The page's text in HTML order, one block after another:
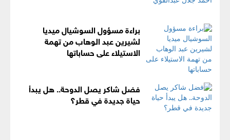
براءة مسؤول السوشيال ميديا
لشيرين عبد الوهاب من تهمة
الاستيلاء على حساباتها
فضل شاكر يصل الدوحة.. هل يبدأ
حياة جديدة في قطر؟